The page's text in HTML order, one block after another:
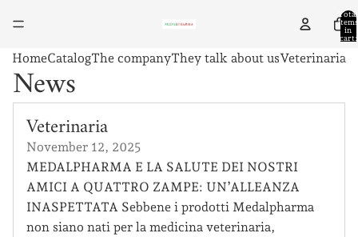
Total
items
in
cart:
HomeCatalogThe companyThey talk about usVeterinaria
News
Veterinaria
November 12, 2025
MEDALPHARMA E LA SALUTE DEI NOSTRI
AMICI A QUATTRO ZAMPE: UN’ALLEANZA
INASPETTATA Sebbene i prodotti Medalpharma
non siano nati per la medicina veterinaria,